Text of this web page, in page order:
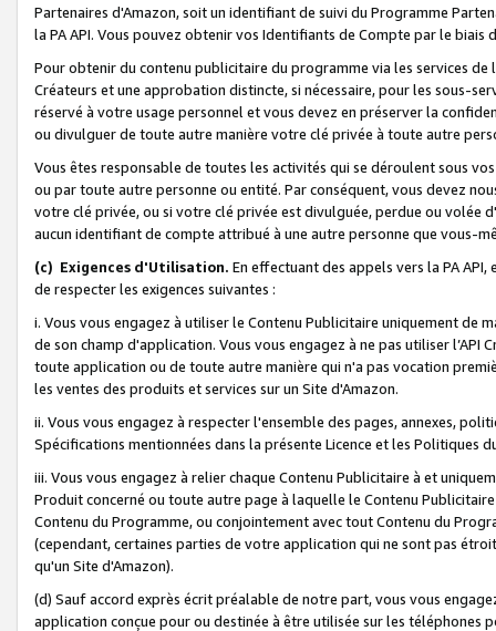
Partenaires d'Amazon, soit un identifiant de suivi du Programme
la PA API. Vous pouvez obtenir vos Identifiants de Compte par le biais
Pour obtenir du contenu publicitaire du programme via les services
Créateurs et une approbation distincte, si nécessaire, pour les sous-
réservé à votre usage personnel et vous devez en préserver la
ou divulguer de toute autre manière votre clé privée à toute autre
Vous êtes responsable de toutes les activités qui se déroulent sous
ou par toute autre personne ou entité. Par conséquent, vous devez
votre clé privée, ou si votre clé privée est divulguée, perdue ou volée
aucun identifiant de compte attribué à une autre personne que vous-
(c) Exigences d'Utilisation. En effectuant des appels vers la PA
de respecter les exigences suivantes :
i. Vous vous engagez à utiliser le Contenu Publicitaire uniquement de
de son champ d'application. Vous vous engagez à ne pas utiliser l’API
toute application ou de toute autre manière qui n'a pas vocation
les ventes des produits et services sur un Site d'Amazon.
ii. Vous vous engagez à respecter l'ensemble des pages, annexes,
Spécifications mentionnées dans la présente Licence et les Politiques
iii. Vous vous engagez à relier chaque Contenu Publicitaire à et
Produit concerné ou toute autre page à laquelle le Contenu
Contenu du Programme, ou conjointement avec tout Contenu du
(cependant, certaines parties de votre application qui ne sont pas
qu'un Site d'Amazon).
(d) Sauf accord exprès écrit préalable de notre part, vous vous
application conçue pour ou destinée à être utilisée sur les téléphones